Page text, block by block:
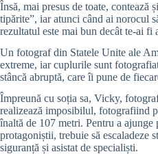
Însă, mai presus de toate, contează
tipărite”, iar atunci când ai norocul
rezultatul este mai bun decât te-ai fi
Un fotograf din Statele Unite ale
extreme, iar cuplurile sunt
stâncă abruptă, care îi pune de
Împreună cu soția sa, Vicky,
realizează imposibilul, fotografiind
înaltă de 107 metri. Pentru a ajunge
protagoniștii, trebuie să escaladeze
siguranță și asistat de specialiști.